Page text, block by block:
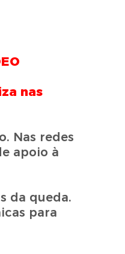
nas
Nas redes
apoio à
da queda.
para